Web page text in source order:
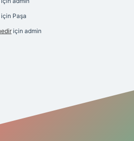
için Paşa
için admin